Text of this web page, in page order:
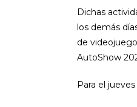
Dichas
los demás
de
AutoShow
Para el